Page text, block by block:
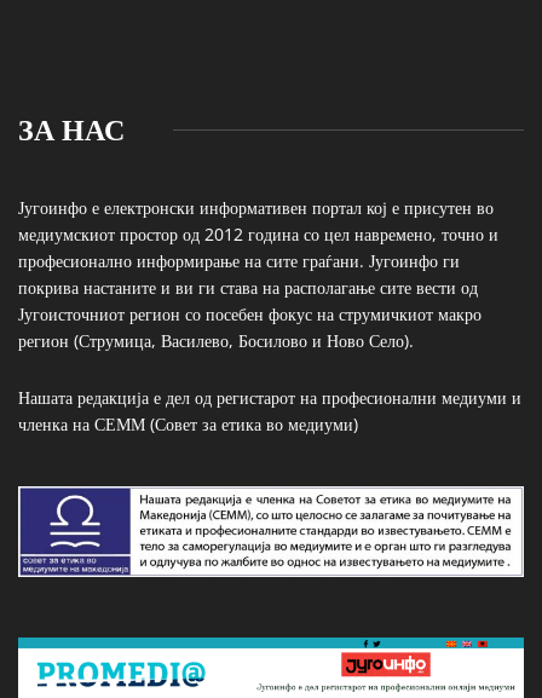
ЗА НАС
Југоинфо е електронски информативен портал кој е присутен во
медиумскиот простор од 2012 година со цел навремено, точно и
професионално информирање на сите граѓани. Југоинфо ги
покрива настаните и ви ги става на располагање сите вести од
Југоисточниот регион со посебен фокус на струмичкиот макро
регион (Струмица, Василево, Босилово и Ново Село).
Нашата редакција е дел од регистарот на професионални медиуми и
членка на СЕММ (Совет за етика во медиуми)